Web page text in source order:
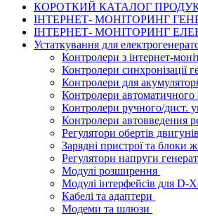
КОРОТКИЙ КАТАЛОГ
ІНТЕРНЕТ- МОНІТОРИНГ
ІНТЕРНЕТ- МОНІТОРИНГ
Устаткування для
Контролери з інтернет-
Контролери синхронізації
Контролери для
Контролери автоматичного
Контролери ручного/дист.
Контролери автовведення
Регулятори обертів двигунів
Зарядні пристрої та блоки
Регулятори напруги
Модулі розширення
Модулі інтерфейсів для
Кабелі та адаптери
Модеми та шлюзи